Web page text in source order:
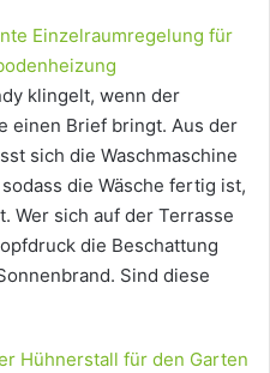
Einzelraumregelung für
klingelt, wenn der
einen Brief bringt. Aus der
sich die Waschmaschine
die Wäsche fertig ist,
Wer sich auf der Terrasse
die Beschattung
Sind diese
Hühnerstall für den Garten